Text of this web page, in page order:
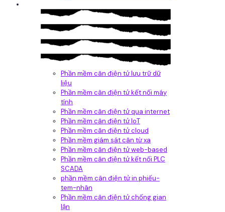
Phần mềm cân điện tử lưu trữ dữ
liệu
Phần mềm cân điện tử kết nối máy
tính
Phần mềm cân điện tử qua internet
Phần mềm cân điện tử IoT
Phần mềm cân điện tử cloud
Phần mềm giám sát cân từ xa
Phần mềm cân điện tử web-based
Phần mềm cân điện tử kết nối PLC
SCADA
phần mềm cân điện tử in phiếu-
tem-nhãn
Phần mềm cân điện tử chống gian
lận